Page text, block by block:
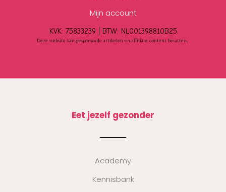
Mijn account
KVK: 75833239 | BTW: NL001398810B25
Deze website kan gesponsorde artikelen en affiliate content bevatten.
Eet jezelf gezonder
Academy
Kennisbank